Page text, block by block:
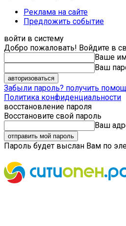
Реклама на сайте
Предложить событие
войти в систему
Добро пожаловать! Войдите в
Ваше
Ваш
Забыли пароль? получить
Политика конфиденциальности
восстановление пароля
Восстановите свой пароль
Ваш
Пароль будет выслан Вам по